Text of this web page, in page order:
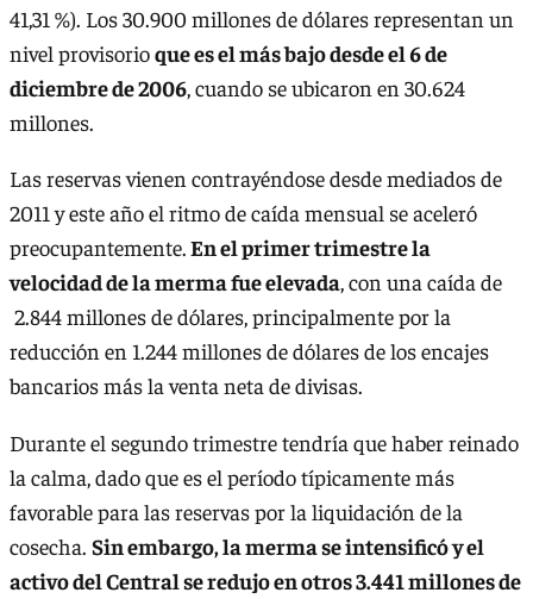
41,31 %). Los 30.900 millones de dólares representan un
nivel provisorioque es el más bajo desde el 6 de
diciembre de 2006 , cuando se ubicaron en 30.624
millones.
Las reservas vienen contrayéndose desde mediados de
2011 y este año el ritmo de caída mensual se aceleró
preocupantemente.En el primer trimestre la
velocidad de la merma fue elevada, con una caída de
2.844 millones de dólares, principalmente por la
reducción en 1.244 millones de dólares de los encajes
bancarios más la venta neta de divisas.
Durante el segundo trimestre tendría que haber reinado
la calma, dado que es el período típicamente más
favorable para las reservas por la liquidación de la
cosecha. Sin embargo, la merma se intensificó y el
activo del Central se redujo en otros 3.441 millones de